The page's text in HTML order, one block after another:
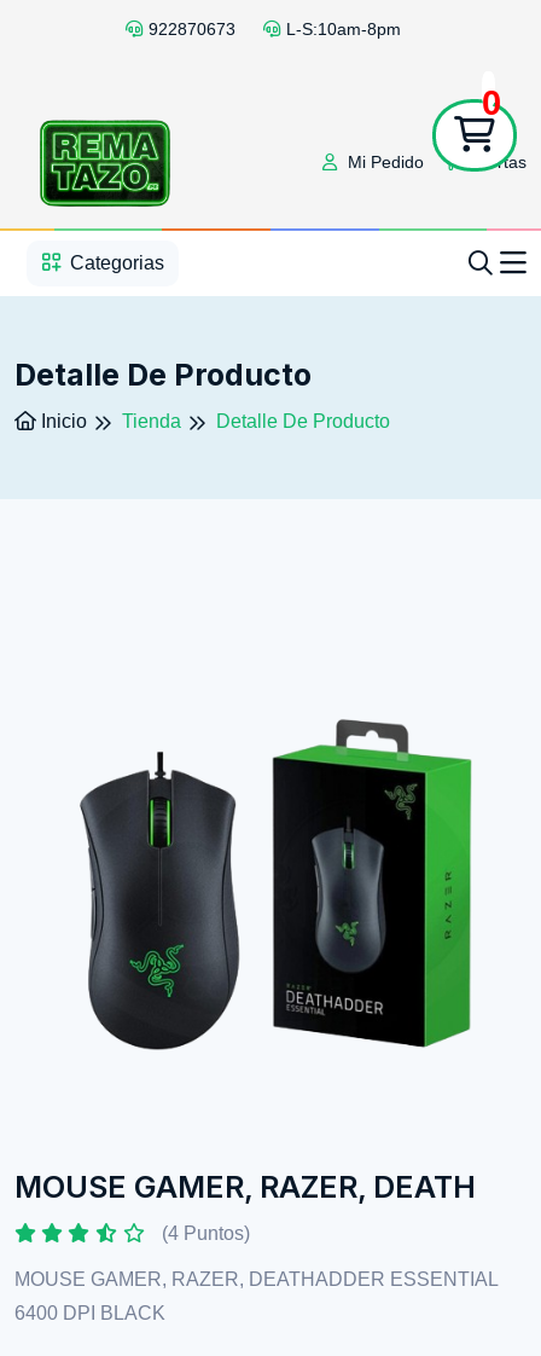
922870673 L-S:10am-8pm
Mi Pedido Ofertas
0
Categorias
Detalle De Producto
Inicio Tienda Detalle De Producto
MOUSE GAMER, RAZER, DEATH
(4 Puntos)
MOUSE GAMER, RAZER, DEATHADDER ESSENTIAL
6400 DPI BLACK